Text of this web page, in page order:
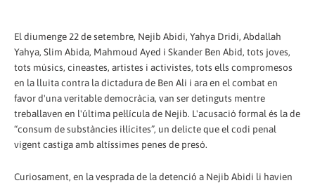
El diumenge 22 de setembre, Nejib Abidi, Yahya Dridi, Abdallah
Yahya, Slim Abida, Mahmoud Ayed i Skander Ben Abid, tots joves,
tots músics, cineastes, artistes i activistes, tots ells compromesos
en la lluita contra la dictadura de Ben Ali i ara en el combat en
favor d'una veritable democràcia, van ser detinguts mentre
treballaven en l'última pel·lícula de Nejib. L'acusació formal és la de
“consum de substàncies il·lícites”, un delicte que el codi penal
vigent castiga amb altíssimes penes de presó.
Curiosament, en la vesprada de la detenció a Nejib Abidi li havien